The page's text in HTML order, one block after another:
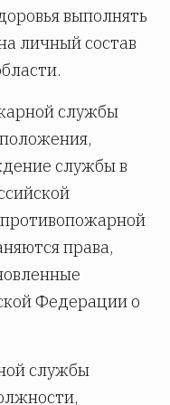
выполнять
личный состав
службы
службы в
права,
Федерации о
службы